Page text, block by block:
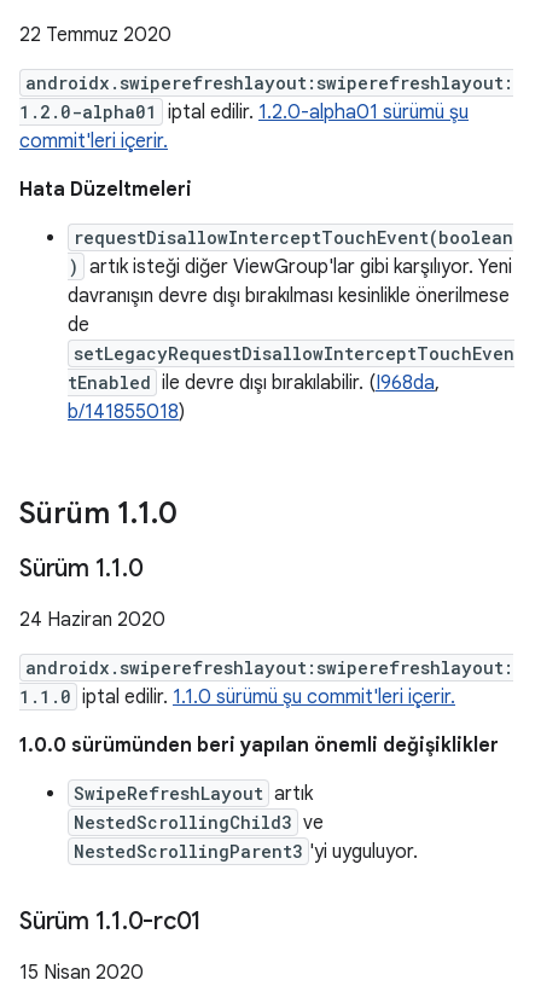
22 Temmuz 2020
androidx.swiperefreshlayout:swiperefreshlayout:
1.2.0-alpha01
iptal edilir. 1.2.0-alpha01 sürümü şu
commit'leri içerir.
Hata Düzeltmeleri
requestDisallowInterceptTouchEvent(boolean
) artık isteği diğer ViewGroup'lar gibi karşılıyor. Yeni
davranışın devre dışı bırakılması kesinlikle önerilmese
de
setLegacyRequestDisallowInterceptTouchEven
tEnabled ile devre dışı bırakılabilir. (I968da,
b/141855018)
Sürüm 1.1.0
Sürüm 1.1.0
24 Haziran 2020
androidx.swiperefreshlayout:swiperefreshlayout:
1.1.0 iptal edilir. 1.1.0 sürümü şu commit'leri içerir.
1.0.0 sürümünden beri yapılan önemli değişiklikler
SwipeRefreshLayout artık
NestedScrollingChild3 ve
NestedScrollingParent3 'yi uyguluyor.
Sürüm 1.1.0-rc01
15 Nisan 2020